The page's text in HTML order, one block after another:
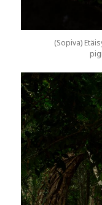
(Sopiva)